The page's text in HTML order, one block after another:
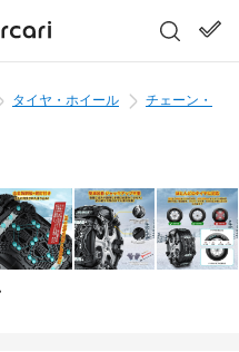
タイヤ・ホイール
チェーン・